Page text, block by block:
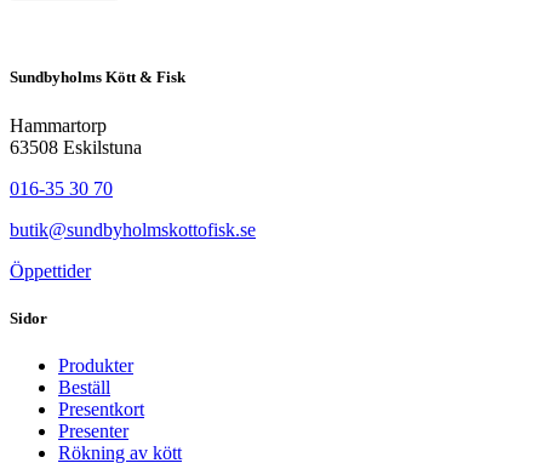
Sundbyholms Kött & Fisk
Hammartorp
63508 Eskilstuna
016-35 30 70
butik@sundbyholmskottofisk.se
Öppettider
Sidor
Produkter
Beställ
Presentkort
Presenter
Rökning av kött